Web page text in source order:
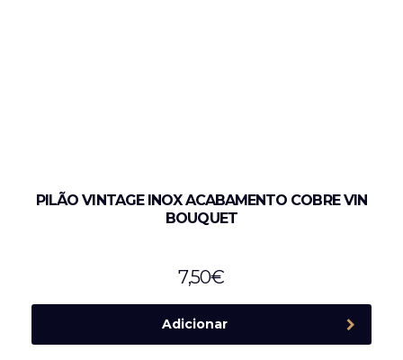
PILÃO VINTAGE INOX ACABAMENTO COBRE VIN
BOUQUET
7,50€
Adicionar